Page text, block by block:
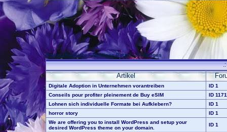
Forum Übersicht»Auktions-Portal » Sonstiges
Artikel
Digitale Adoption in Unternehmen vorantreiben
ID 1
Conseils pour profiter pleinement de Buy eSIM
ID
Lohnen sich individuelle Formate bei Aufklebern?
ID 1
horror story
ID 1
We are offering you to install WordPress and setup your
desired WordPress theme on your domain.
ID 1